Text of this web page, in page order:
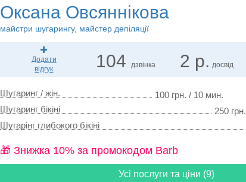
Оксана Овсяннікова
майстри шугарингу, майстер депіляції
Додати
відгук
104 дзвінка 2 р. досвід
Шугаринг / жін.
100 грн. / 10 мин.
Шугаринг бікіні
250 грн.
Шугарінг глибокого бікіні
🎁 Знижка 10% за промокодом Barb
Усі послуги та ціни (9)